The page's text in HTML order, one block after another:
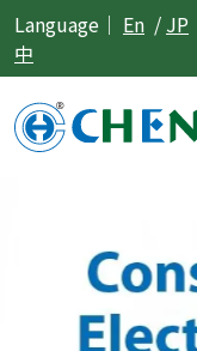
Language｜ En / JP
中